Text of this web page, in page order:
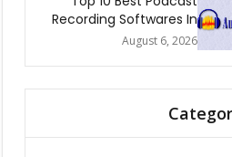
Recording Softwares In
2026
August 6, 2026